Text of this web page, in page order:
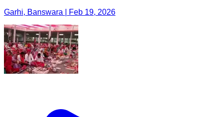
Garhi, Banswara | Feb 19, 2026